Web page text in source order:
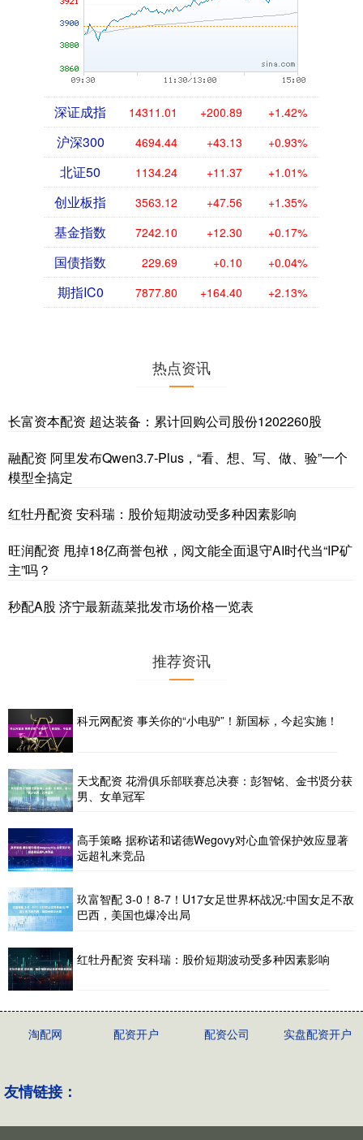
深证成指 14311.01 +200.89 +1.42%
沪深300 4694.44 +43.13 +0.93%
北证50 1134.24 +11.37 +1.01%
创业板指 3563.12 +47.56 +1.35%
基金指数 7242.10 +12.30 +0.17%
国债指数 229.69 +0.10 +0.04%
期指IC0 7877.80 +164.40 +2.13%
热点资讯
长富资本配资 超达装备：累计回购公司股份1202260股
融配资 阿里发布Qwen3.7-Plus，“看、想、写、做、验”一个
模型全搞定
红牡丹配资 安科瑞：股价短期波动受多种因素影响
旺润配资 甩掉18亿商誉包袱，阅文能全面退守AI时代当“IP矿
主”吗？
秒配A股 济宁最新蔬菜批发市场价格一览表
推荐资讯
科元网配资 事关你的“小电驴”！新国标，今起实施！
天戈配资 花滑俱乐部联赛总决赛：彭智铭、金书贤分获
男、女单冠军
高手策略 据称诺和诺德Wegovy对心血管保护效应显著
远超礼来竞品
玖富智配 3-0！8-7！U17女足世界杯战况:中国女足不敌
巴西，美国也爆冷出局
红牡丹配资 安科瑞：股价短期波动受多种因素影响
淘配网 配资开户 配资公司 实盘配资开户
友情链接：